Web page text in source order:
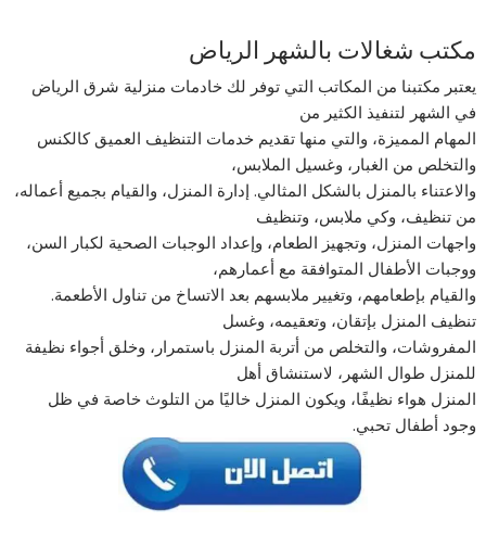
مكتب شغالات بالشهر الرياض
يعتبر مكتبنا من المكاتب التي توفر لك خادمات منزلية شرق الرياض
في الشهر لتنفيذ الكثير من
المهام المميزة، والتي منها تقديم خدمات التنظيف العميق كالكنس
والتخلص من الغبار، وغسيل الملابس،
والاعتناء بالمنزل بالشكل المثالي. إدارة المنزل، والقيام بجميع أعماله،
من تنظيف، وكي ملابس، وتنظيف
واجهات المنزل، وتجهيز الطعام، وإعداد الوجبات الصحية لكبار السن،
ووجبات الأطفال المتوافقة مع أعمارهم،
والقيام بإطعامهم، وتغيير ملابسهم بعد الاتساخ من تناول الأطعمة.
تنظيف المنزل بإتقان، وتعقيمه، وغسل
المفروشات، والتخلص من أتربة المنزل باستمرار، وخلق أجواء نظيفة
للمنزل طوال الشهر، لاستنشاق أهل
المنزل هواء نظيفًا، ويكون المنزل خاليًا من التلوث خاصة في ظل
وجود أطفال تحبي.